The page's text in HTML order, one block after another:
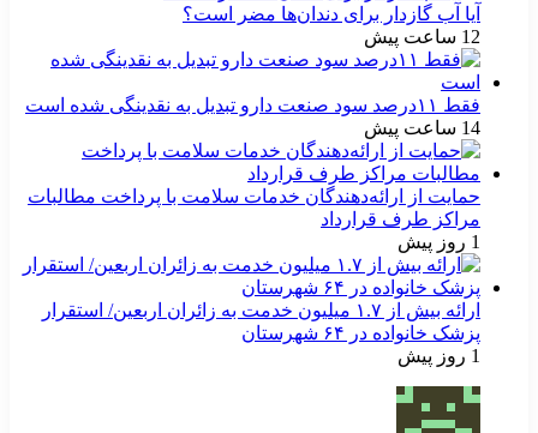
آیا آب گازدار برای دندان‌ها مضر است؟
12 ساعت پیش
فقط ۱۱‌درصد سود صنعت دارو تبدیل به نقدینگی شده است
14 ساعت پیش
حمایت از ارائه‌دهندگان خدمات سلامت با پرداخت مطالبات
مراکز طرف قرارداد
1 روز پیش
ارائه بیش از ۱.۷ میلیون خدمت به زائران اربعین/ استقرار
پزشک خانواده در ۶۴ شهرستان
1 روز پیش